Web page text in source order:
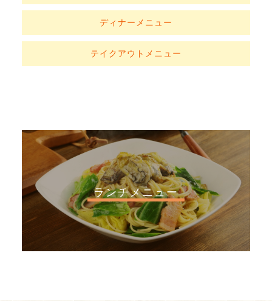
ディナーメニュー
テイクアウトメニュー
ランチメニュー